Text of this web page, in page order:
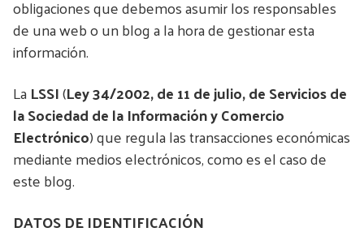
obligaciones que debemos asumir los responsables
de una web o un blog a la hora de gestionar esta
información.
LaLSSI(Ley 34/2002, de 11 de julio, de Servicios de
la Sociedad de la Información y Comercio
Electrónico) que regula las transacciones económicas
mediante medios electrónicos, como es el caso de
este blog.
DATOS DE IDENTIFICACIÓN